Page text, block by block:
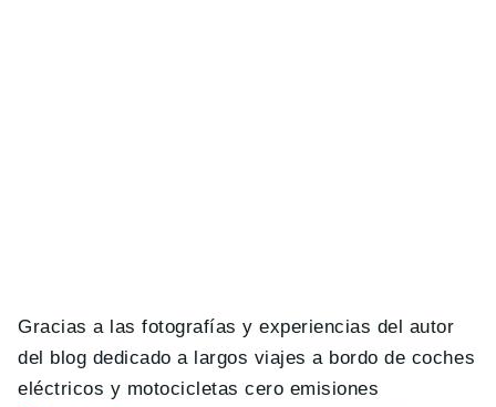
Gracias a las fotografías y experiencias del autor
del blog dedicado a largos viajes a bordo de coches
eléctricos y motocicletas cero emisiones